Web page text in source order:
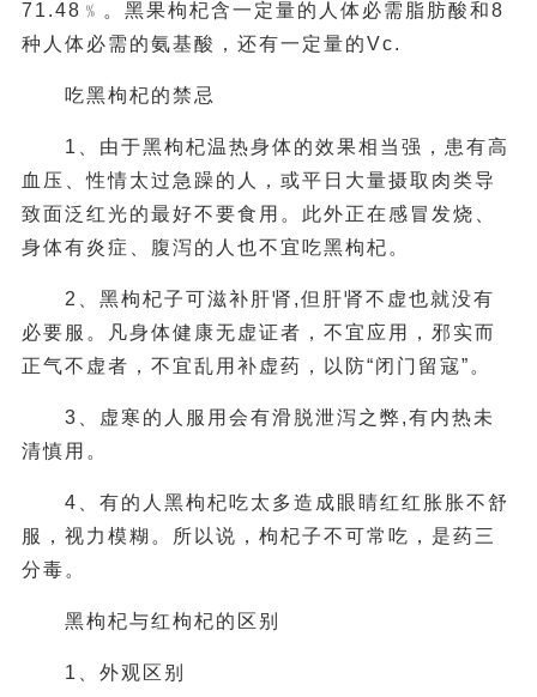
71.48﹪。黑果枸杞含一定量的人体必需脂肪酸和8
种人体必需的氨基酸，还有一定量的Vc.
吃黑枸杞的禁忌
1、由于黑枸杞温热身体的效果相当强，患有高
血压、性情太过急躁的人，或平日大量摄取肉类导
致面泛红光的最好不要食用。此外正在感冒发烧、
身体有炎症、腹泻的人也不宜吃黑枸杞。
2、黑枸杞子可滋补肝肾,但肝肾不虚也就没有
必要服。凡身体健康无虚证者，不宜应用，邪实而
正气不虚者，不宜乱用补虚药，以防“闭门留寇”。
3、虚寒的人服用会有滑脱泄泻之弊,有内热未
清慎用。
4、有的人黑枸杞吃太多造成眼睛红红胀胀不舒
服，视力模糊。所以说，枸杞子不可常吃，是药三
分毒。
黑枸杞与红枸杞的区别
1、外观区别